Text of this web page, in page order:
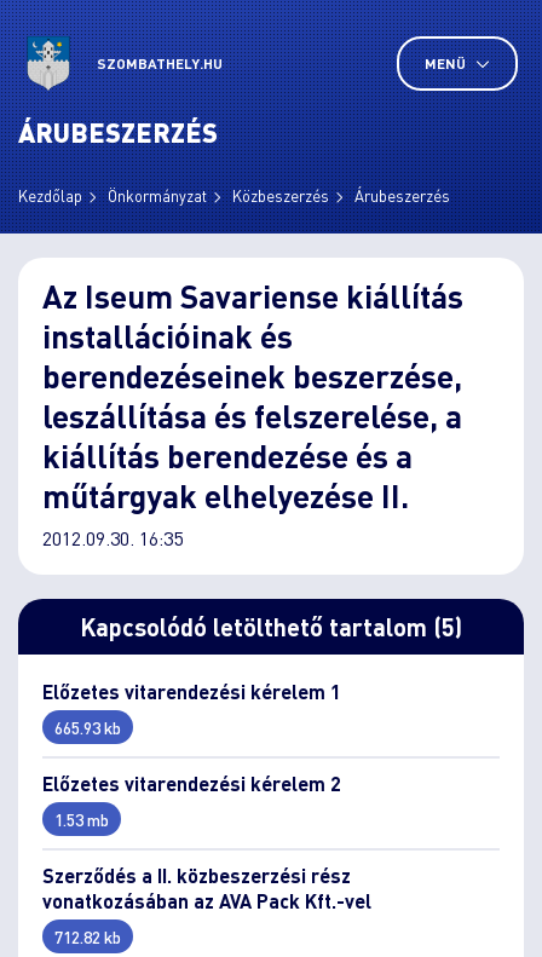
SZOMBATHELY.HU MENÜ
ÁRUBESZERZÉS
Kezdőlap Önkormányzat Közbeszerzés Árubeszerzés
Az Iseum Savariense kiállítás
installációinak és
berendezéseinek beszerzése,
leszállítása és felszerelése, a
kiállítás berendezése és a
műtárgyak elhelyezése II.
2012.09.30. 16:35
Kapcsolódó letölthető tartalom (5)
Előzetes vitarendezési kérelem 1
665.93 kb
Előzetes vitarendezési kérelem 2
1.53 mb
Szerződés a II. közbeszerzési rész
vonatkozásában az AVA Pack Kft.-vel
712.82 kb